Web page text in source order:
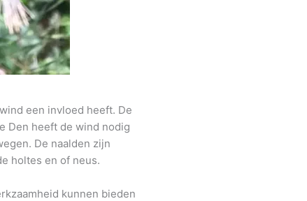
een invloed heeft. De
Den heeft de wind nodig
De naalden zijn
holtes en of neus.
kunnen bieden